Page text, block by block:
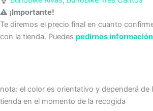
⚠ ¡Importante!
Te diremos el precio final en cuanto
con la tienda. Puedes pedirnos información
nota: el color es orientativo y dependerá de
tienda en el momento de la recogida